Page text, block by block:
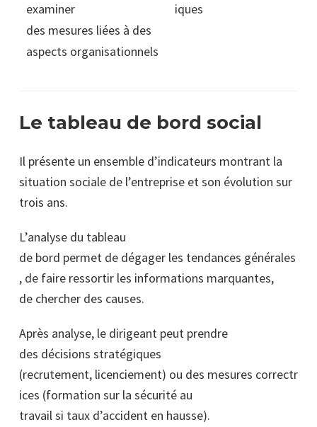
examiner
des mesures liées à des
aspects organisationnels
iques
Le tableau de bord social
Il présente un ensemble d’indicateurs montrant la
situation sociale de l’entreprise et son évolution sur
trois ans.
L’analyse du tableau
de bord permet de dégager les tendances générales
, de faire ressortir les informations marquantes,
de chercher des causes.
Après analyse, le dirigeant peut prendre
des décisions stratégiques
(recrutement, licenciement) ou des mesures correctr
ices (formation sur la sécurité au
travail si taux d’accident en hausse).